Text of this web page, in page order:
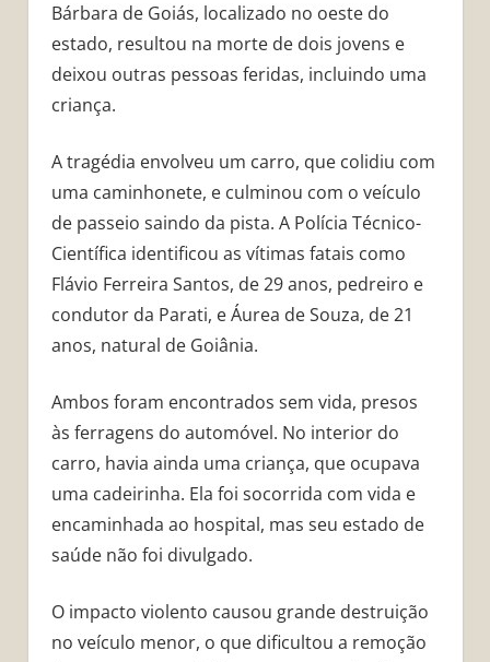
Bárbara de Goiás, localizado no oeste do
estado, resultou na morte de dois jovens e
deixou outras pessoas feridas, incluindo uma
criança.
A tragédia envolveu um carro, que colidiu com
uma caminhonete, e culminou com o veículo
de passeio saindo da pista. A Polícia Técnico-
Científica identificou as vítimas fatais como
Flávio Ferreira Santos, de 29 anos, pedreiro e
condutor da Parati, e Áurea de Souza, de 21
anos, natural de Goiânia.
Ambos foram encontrados sem vida, presos
às ferragens do automóvel. No interior do
carro, havia ainda uma criança, que ocupava
uma cadeirinha. Ela foi socorrida com vida e
encaminhada ao hospital, mas seu estado de
saúde não foi divulgado.
O impacto violento causou grande destruição
no veículo menor, o que dificultou a remoção